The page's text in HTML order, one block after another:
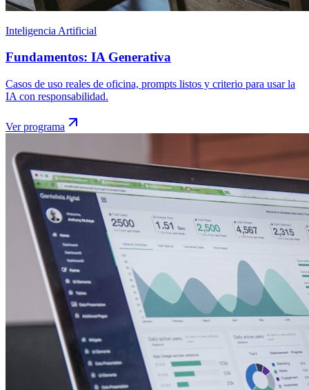
Inteligencia Artificial
Fundamentos: IA Generativa
Casos de uso reales de oficina, prompts listos y criterio para usar la
IA con responsabilidad.
Ver programa